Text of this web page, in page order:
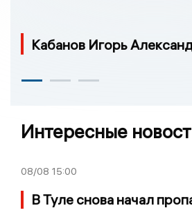
Кабанов Игорь
Интересные
08/08 15:00
В Туле снова начал